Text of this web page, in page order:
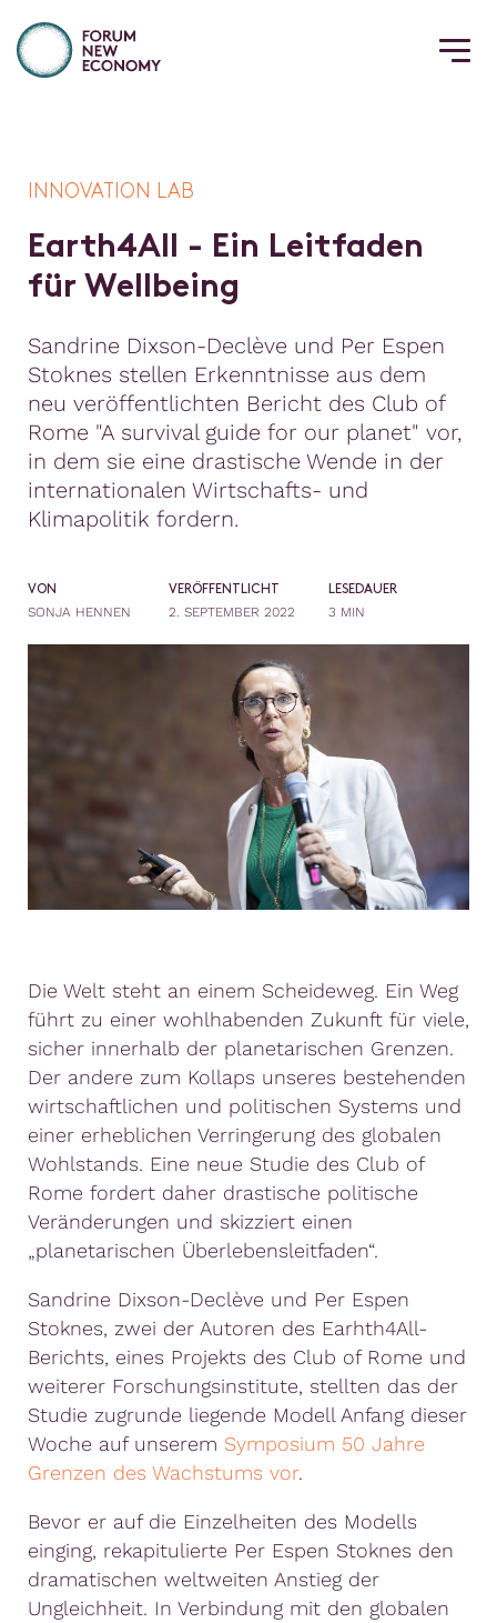
INNOVATION LAB
Earth4All - Ein Leitfaden
für Wellbeing
Sandrine Dixson-Declève und Per Espen
Stoknes stellen Erkenntnisse aus dem
neu veröffentlichten Bericht des Club of
Rome "A survival guide for our planet" vor,
in dem sie eine drastische Wende in der
internationalen Wirtschafts- und
Klimapolitik fordern.
VON
SONJA HENNEN
VERÖFFENTLICHT
2. SEPTEMBER 2022
LESEDAUER
3 MIN
Die Welt steht an einem Scheideweg. Ein Weg
führt zu einer wohlhabenden Zukunft für viele,
sicher innerhalb der planetarischen Grenzen.
Der andere zum Kollaps unseres bestehenden
wirtschaftlichen und politischen Systems und
einer erheblichen Verringerung des globalen
Wohlstands. Eine neue Studie des Club of
Rome fordert daher drastische politische
Veränderungen und skizziert einen
„planetarischen Überlebensleitfaden“.
Sandrine Dixson-Declève und Per Espen
Stoknes, zwei der Autoren des Earhth4All-
Berichts, eines Projekts des Club of Rome und
weiterer Forschungsinstitute, stellten das der
Studie zugrunde liegende Modell Anfang dieser
Woche auf unserem Symposium 50 Jahre
Grenzen des Wachstums vor.
Bevor er auf die Einzelheiten des Modells
einging, rekapitulierte Per Espen Stoknes den
dramatischen weltweiten Anstieg der
Ungleichheit. In Verbindung mit den globalen